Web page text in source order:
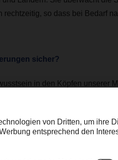
so dass bei Bedarf
sicher?
in den Köpfen unserer
auch die regelmäßigen
Indem wir viel Energie in ein
stecken, entsteht ein
und ihre Sendungen bietet.
regelmäßig von externen